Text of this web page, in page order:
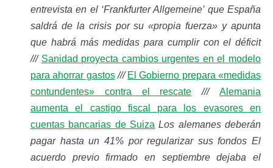
entrevista en el ‘Frankfurter Allgemeine’ que España
saldrá de la crisis por su «propia fuerza» y apunta
que habrá más medidas para cumplir con el déficit
/// Sanidad proyecta cambios urgentes en el modelo
para ahorrar gastos/// El Gobierno prepara «medidas
contundentes» contra el rescate ///Alemania
aumenta el castigo fiscal para los evasores en
cuentas bancarias de Suiza Los alemanes deberán
pagar hasta un 41% por regularizar sus fondos El
acuerdo previo firmado en septiembre dejaba el